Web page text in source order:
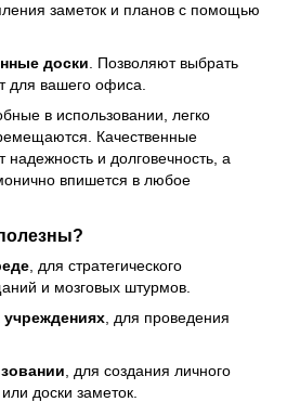
заметок и планов с помощью
доски . Позволяют выбрать
для вашего офиса.
в использовании, легко
Качественные
и долговечность, а
впишется в любое
, для стратегического
и мозговых штурмов.
, для проведения
, для создания личного
доски заметок.